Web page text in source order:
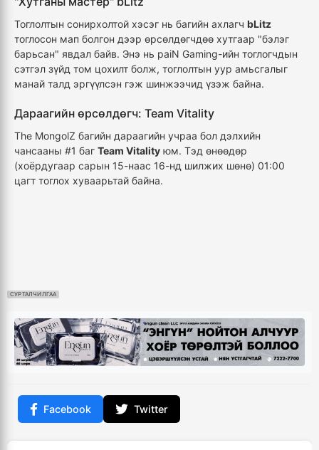
Тоглолтын сонирхолтой хэсэг нь багийн ахлагч bLitz
тоглосон мап болгон дээр өрсөлдөгчдөө хутгаар "бэлэг
барьсан" явдал байв. Энэ нь paiN Gaming-ийн тоглогчдын
сэтгэл зүйд том цохилт болж, тоглолтын уур амьсгалыг
манай талд эргүүлсэн гэж шинжээчид үзэж байна.
Дараагийн өрсөлдөгч: Team Vitality
The MongolZ багийн дараагийн учраа бол дэлхийн
чансааны #1 баг Team Vitality юм. Тэд өнөөдөр
(хоёрдугаар сарын 15-наас 16-нд шилжих шөнө) 01:00
цагт тоглох хуваарьтай байна.
СУРТАЛЧИЛГАА
Facebook Twitter